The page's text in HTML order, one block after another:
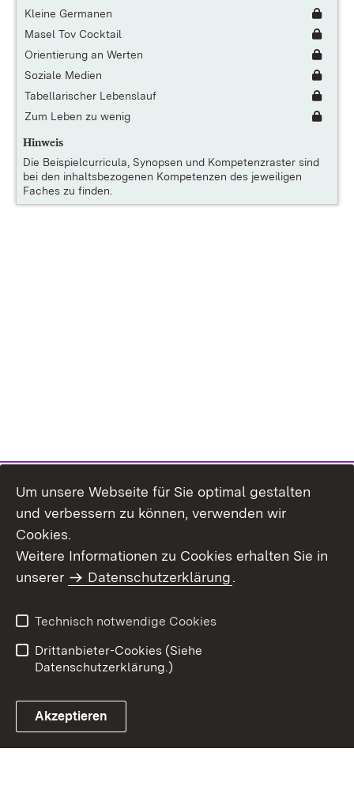
Kleine Germanen
Masel Tov Cocktail
Orientierung an Werten
Soziale Medien
Tabellarischer Lebenslauf
Zum Leben zu wenig
Hinweis
Die Beispielcurricula, Synopsen und Kompetenzraster sind
bei den inhaltsbezogenen Kompetenzen des jeweiligen
Faches zu finden.
Um unsere Webseite für Sie optimal gestalten
und verbessern zu können, verwenden wir
Cookies.
Weitere Informationen zu Cookies erhalten Sie in
unserer
Datenschutzerklärung.
Technisch notwendige Cookies
Drittanbieter-Cookies (Siehe
Datenschutzerklärung.)
Akzeptieren